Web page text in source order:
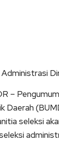
–
Daerah
seleksi